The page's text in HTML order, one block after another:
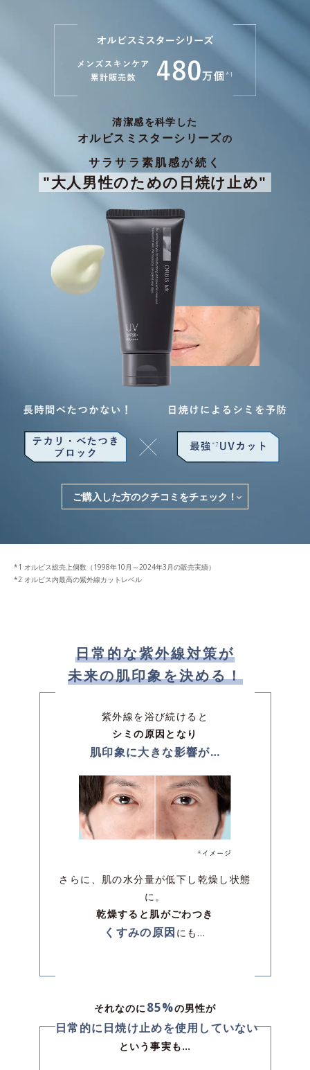
清潔感を科学した
オルビスミスターシリーズの
サラサラ素肌感が続く
"大人男性のための日焼け止め"
ご購入した方のクチコミをチェック！
*1 オルビス総売上個数（1998年10月～2024年3月の販売実績）
*2 オルビス内最高の紫外線カットレベル
日常的な紫外線対策が
未来の肌印象を決める！
紫外線を浴び続けると
シミの原因となり
肌印象に大きな影響が…
さらに、肌の水分量が低下し乾燥し状態
に。
乾燥すると肌がごわつき
くすみの原因 にも…
それなのに85%の男性が
日常的に日焼け止めを使用していない
という事実も…